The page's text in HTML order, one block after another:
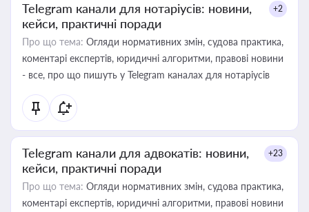
Telegram канали для нотаріусів: новини,
кейси, практичні поради
+2
Про що тема: Огляди нормативних змін, судова практика,
коментарі експертів, юридичні алгоритми, правові новини
- все, про що пишуть у Telegram каналах для нотаріусів
Telegram канали для адвокатів: новини,
кейси, практичні поради
+23
Про що тема: Огляди нормативних змін, судова практика,
коментарі експертів, юридичні алгоритми, правові новини